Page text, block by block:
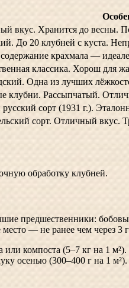
вкус. Хранится до весны.
До 20 клубней с куста.
крахмала —
классика. Хорош для
Одна из лучших
клубни. Рассыпчатый.
сорт (1931 г.).
сорт. Отличный вкус.
обработку клубней.
предшественники:
— не ранее чем через 3
компоста (5–7 кг на 1
осенью (300–400 г на 1 м²).